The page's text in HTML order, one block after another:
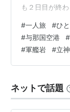
国
着陸回数(回) 0
乗降客数(人) 0
利用時間
も２日目が終
す。なので、
終わってしま
さて、今日は
紹介すること
食後に今日で
#一人旅 #ひ
#与那国空港 #
#軍艦岩 #立
ネットで話題